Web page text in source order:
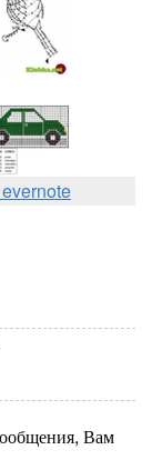
Вам